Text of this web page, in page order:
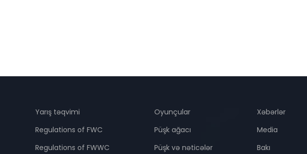
Yarış təqvimi
Regulations of FWC
Regulations of FWWC
Oyunçular
Püşk ağacı
Püşk və nəticələr
Xəbərlər
Media
Bakı